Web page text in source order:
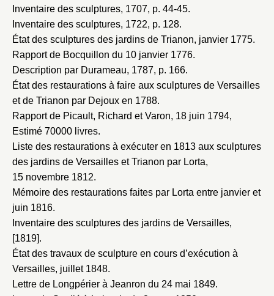
Inventaire des sculptures, 1707, p. 44-45.
Inventaire des sculptures, 1722, p. 128.
État des sculptures des jardins de Trianon, janvier 1775.
Rapport de Bocquillon du 10 janvier 1776.
Description par Durameau, 1787, p. 166.
État des restaurations à faire aux sculptures de Versailles
et de Trianon par Dejoux en 1788.
Rapport de Picault, Richard et Varon, 18 juin 1794,
Estimé 70000 livres.
Liste des restaurations à exécuter en 1813 aux sculptures
des jardins de Versailles et Trianon par Lorta,
15 novembre 1812.
Mémoire des restaurations faites par Lorta entre janvier et
juin 1816.
Inventaire des sculptures des jardins de Versailles,
[1819].
État des travaux de sculpture en cours d’exécution à
Versailles, juillet 1848.
Lettre de Longpérier à Jeanron du 24 mai 1849.